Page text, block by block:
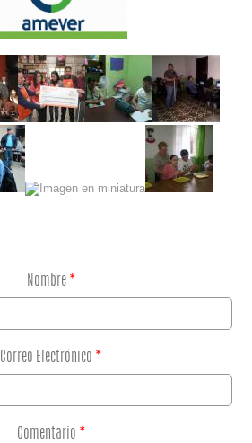
Nombre *
Correo Electrónico *
Comentario *